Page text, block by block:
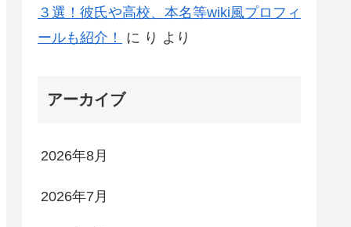
３選！彼氏や高校、本名等wiki風プロフィ
ールも紹介！
に り より
アーカイブ
2026年8月
2026年7月